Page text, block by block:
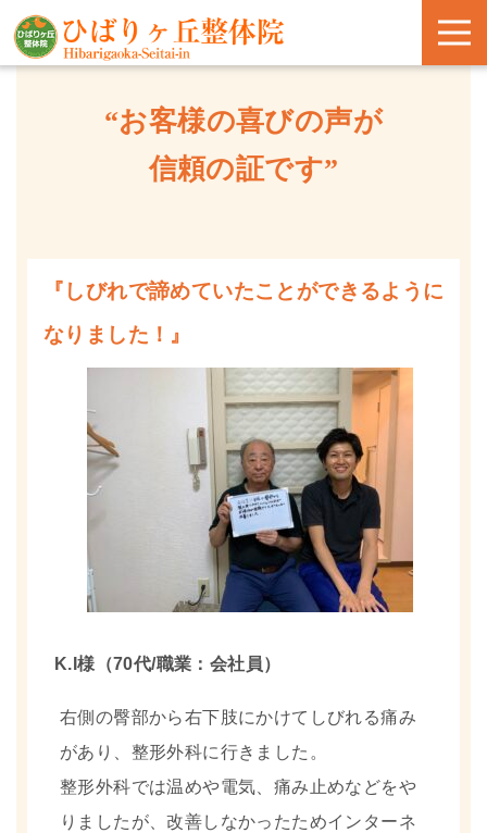
“お客様の喜びの声が
信頼の証です”
『しびれで諦めていたことができるように
なりました！』
K.I様（70代/職業：会社員）
右側の臀部から右下肢にかけてしびれる痛み
があり、整形外科に行きました。
整形外科では温めや電気、痛み止めなどをや
りましたが、改善しなかったためインターネ